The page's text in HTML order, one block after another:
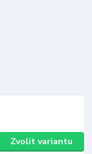
Zvolit variantu